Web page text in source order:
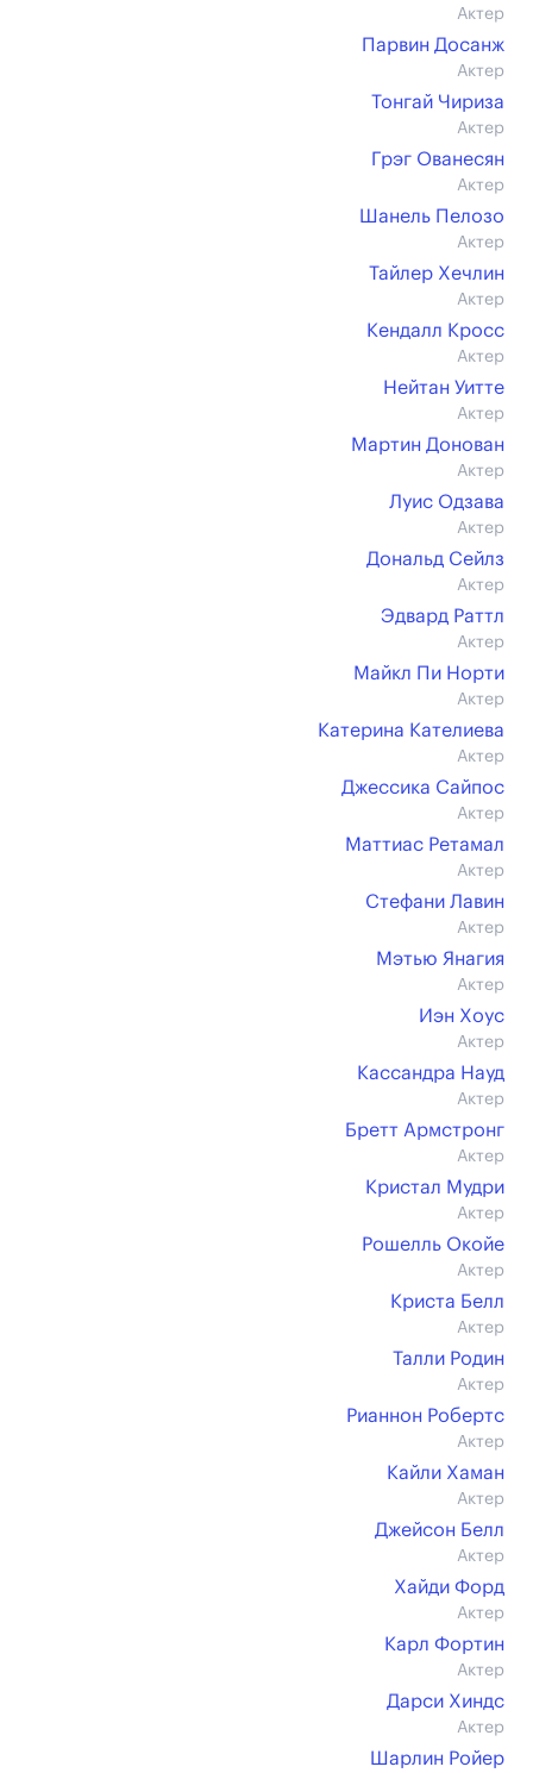
Актер
Парвин Досанж
Актер
Тонгай Чириза
Актер
Грэг Ованесян
Актер
Шанель Пелозо
Актер
Тайлер Хечлин
Актер
Кендалл Кросс
Актер
Нейтан Уитте
Актер
Мартин Донован
Актер
Луис Одзава
Актер
Дональд Сейлз
Актер
Эдвард Раттл
Актер
Майкл Пи Норти
Актер
Катерина Кателиева
Актер
Джессика Сайпос
Актер
Маттиас Ретамал
Актер
Стефани Лавин
Актер
Мэтью Янагия
Актер
Иэн Хоус
Актер
Кассандра Науд
Актер
Бретт Армстронг
Актер
Кристал Мудри
Актер
Рошелль Окойе
Актер
Криста Белл
Актер
Талли Родин
Актер
Рианнон Робертс
Актер
Кайли Хаман
Актер
Джейсон Белл
Актер
Хайди Форд
Актер
Карл Фортин
Актер
Дарси Хиндс
Актер
Шарлин Ройер